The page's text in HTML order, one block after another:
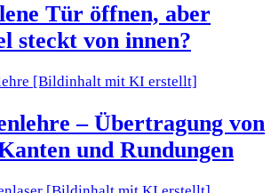
Tür öffnen, aber
steckt von innen?
– Übertragung von
und Rundungen